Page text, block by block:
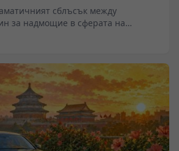
сблъсък между
за надмощие в сферата на
навлиза в решителна фаза през
държавно контролирана
Административните и енергийни
обаче заплашват да блокират
надпреварата в тест
политическите модели.